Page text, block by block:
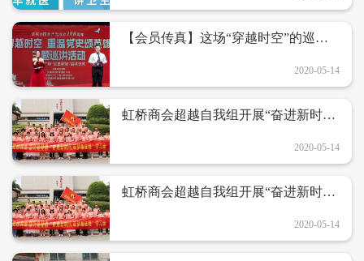
【会员传真】这场“穿越时空”的巡讲
2020-05-14
虹桥商会超越自我组开展“奋进新时代
2020-05-14
虹桥商会超越自我组开展“奋进新时代
2020-05-14